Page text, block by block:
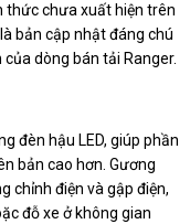
thức chưa xuất hiện trên
bản cập nhật đáng chú
dòng bán tải Ranger.
đèn hậu LED, giúp phần
bản cao hơn. Gương
chỉnh điện và gập điện,
đỗ xe ở không gian